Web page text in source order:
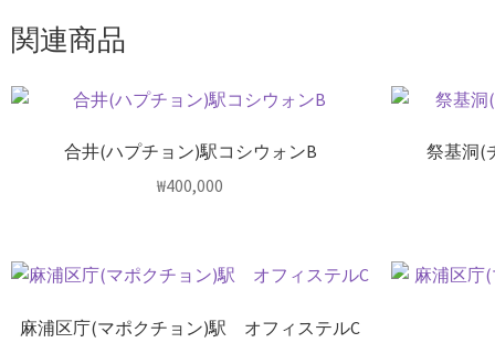
関連商品
合井(ハプチョン)駅コシウォンB
₩400,000
祭基洞(
麻浦区庁(マポクチョン)駅 オフィステルC